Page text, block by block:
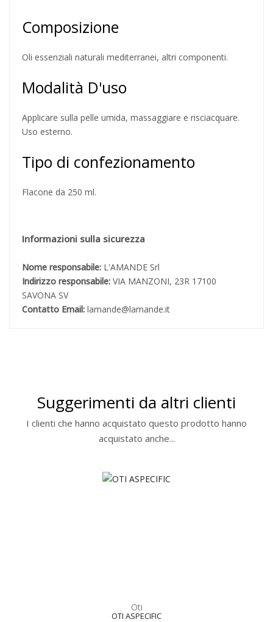
Composizione
Oli essenziali naturali mediterranei, altri componenti.
Modalità D'uso
Applicare sulla pelle umida, massaggiare e risciacquare.
Uso esterno.
Tipo di confezionamento
Flacone da 250 ml.
Informazioni sulla sicurezza
Nome responsabile: L'AMANDE Srl
Indirizzo responsabile: VIA MANZONI, 23R 17100
SAVONA SV
Contatto Email: lamande@lamande.it
Suggerimenti da altri clienti
I clienti che hanno acquistato questo prodotto hanno
acquistato anche...
Oti
OTI ASPECIFIC